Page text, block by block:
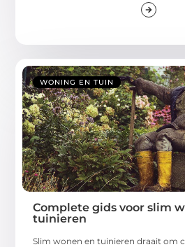
WONING EN TUIN
Complete gids voor slim
tuinieren
Slim wonen en tuinieren draait om